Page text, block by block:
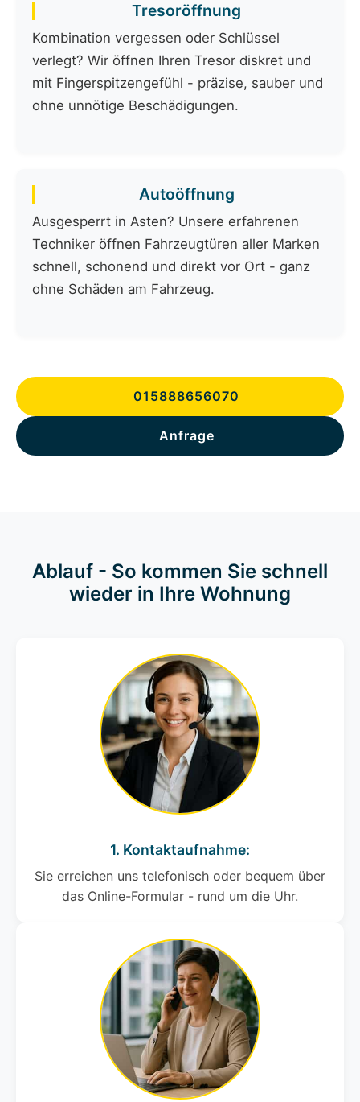
Tresoröffnung
Kombination vergessen oder Schlüssel
verlegt? Wir öffnen Ihren Tresor diskret und
mit Fingerspitzengefühl - präzise, sauber und
ohne unnötige Beschädigungen.
Autoöffnung
Ausgesperrt in Asten? Unsere erfahrenen
Techniker öffnen Fahrzeugtüren aller Marken
schnell, schonend und direkt vor Ort - ganz
ohne Schäden am Fahrzeug.
015888656070
Anfrage
Ablauf - So kommen Sie schnell
wieder in Ihre Wohnung
1. Kontaktaufnahme:
Sie erreichen uns telefonisch oder bequem über
das Online-Formular - rund um die Uhr.